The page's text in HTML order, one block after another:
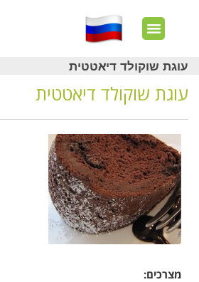
עוגת שוקולד דיאטטית
עוגת שוקולד דיאטטית
מצרכים: